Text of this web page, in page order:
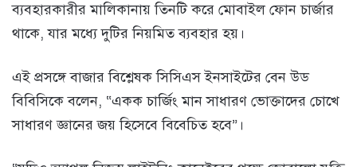
ব্যবহারকারীর মালিকানায় তিনটি করে মোবাইল ফোন চার্জার
থাকে, যার মধ্যে দুটির নিয়মিত ব্যবহার হয়।
এই প্রসঙ্গে বাজার বিশ্লেষক সিসিএস ইনসাইটের বেন উড
বিবিসিকে বলেন, “একক চার্জিং মান সাধারণ ভোক্তাদের চোখে
সাধারণ জ্ঞানের জয় হিসেবে বিবেচিত হবে”।